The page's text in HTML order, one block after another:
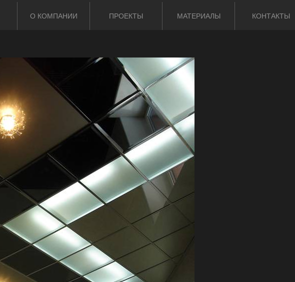
О КОМПАНИИ ПРОЕКТЫ МАТЕРИАЛЫ КОНТАКТЫ